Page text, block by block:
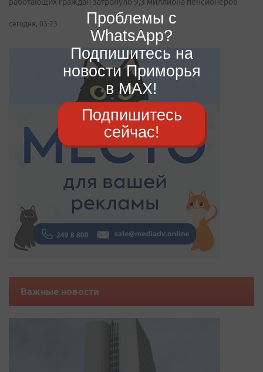
работающих граждан затронуло 9,3 миллиона пенсионеров
сегодня, 03:23
Важные новости
Проблемы с
WhatsApp?
Подпишитесь на
новости Приморья
в MAX!
Подпишитесь
сейчас!